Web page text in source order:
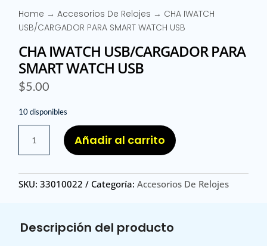
Home →Accesorios De Relojes → CHA IWATCH
USB/CARGADOR PARA SMART WATCH USB
CHA IWATCH USB/CARGADOR PARA
SMART WATCH USB
$5.00
10 disponibles
IWATCH
USB/CARGADOR
PARA
SMART
cantidad
Añadir al carrito
SKU:33010022 Categoría:Accesorios De Relojes
Descripción del producto